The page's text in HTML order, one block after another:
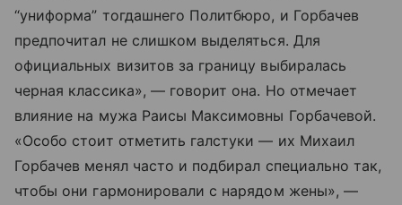
“униформа” тогдашнего Политбюро, и Горбачев
предпочитал не слишком выделяться. Для
официальных визитов за границу выбиралась
черная классика», — говорит она. Но отмечает
влияние на мужа Раисы Максимовны Горбачевой.
«Особо стоит отметить галстуки — их Михаил
Горбачев менял часто и подбирал специально так,
чтобы они гармонировали с нарядом жены», —